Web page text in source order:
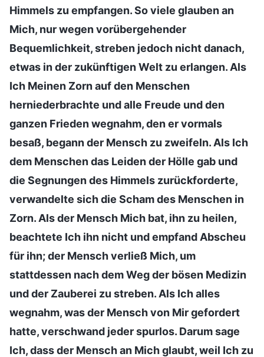
Himmels zu empfangen. So viele glauben an
Mich, nur wegen vorübergehender
Bequemlichkeit, streben jedoch nicht danach,
etwas in der zukünftigen Welt zu erlangen. Als
Ich Meinen Zorn auf den Menschen
herniederbrachte und alle Freude und den
ganzen Frieden wegnahm, den er vormals
besaß, begann der Mensch zu zweifeln. Als Ich
dem Menschen das Leiden der Hölle gab und
die Segnungen des Himmels zurückforderte,
verwandelte sich die Scham des Menschen in
Zorn. Als der Mensch Mich bat, ihn zu heilen,
beachtete Ich ihn nicht und empfand Abscheu
für ihn; der Mensch verließ Mich, um
stattdessen nach dem Weg der bösen Medizin
und der Zauberei zu streben. Als Ich alles
wegnahm, was der Mensch von Mir gefordert
hatte, verschwand jeder spurlos. Darum sage
Ich, dass der Mensch an Mich glaubt, weil Ich zu